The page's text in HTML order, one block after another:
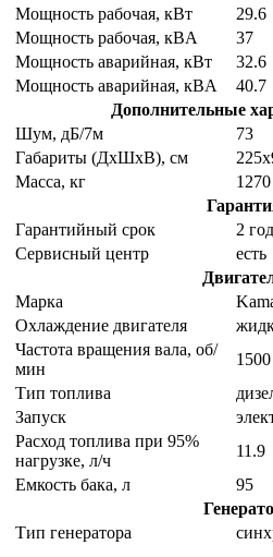
Мощность рабочая, кВт
29.6
Мощность рабочая, кВA
37
Мощность аварийная, кВт
32.6
Мощность аварийная, кВA
40.7
Дополнительные
Шум, дБ/7м
73
Габариты (ДхШхВ), см
Масса, кг
1270
Гарантийный срок
2
Сервисный центр
есть
Марка
Охлаждение двигателя
Частота вращения вала, об/
мин
1500
Тип топлива
Запуск
Расход топлива при 95%
нагрузке, л/ч
11.9
Емкость бака, л
95
Тип генератора